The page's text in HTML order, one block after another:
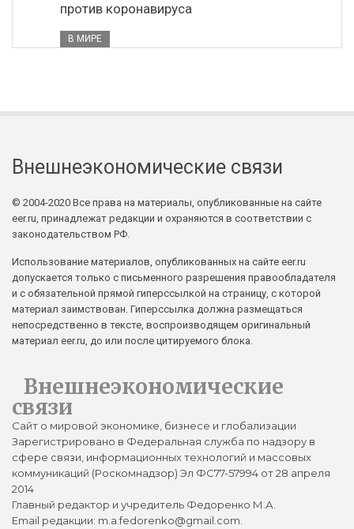
против коронавируса
В МИРЕ
Внешнеэкономические связи
© 2004-2020 Все права на материалы, опубликованные на сайте
eer.ru, принадлежат редакции и охраняются в соответствии с
законодательством РФ.
Использование материалов, опубликованных на сайте eer.ru
допускается только с письменного разрешения правообладателя
и с обязательной прямой гиперссылкой на страницу, с которой
материал заимствован. Гиперссылка должна размещаться
непосредственно в тексте, воспроизводящем оригинальный
материал eer.ru, до или после цитируемого блока.
Внешнеэкономические
связи
Сайт о мировой экономике, бизнесе и глобализации
Зарегистрировано в Федеральная служба по надзору в
сфере связи, информационных технологий и массовых
коммуникаций (Роскомнадзор) Эл ФС77-57994 от 28 апреля
2014
Главный редактор и учредитель Федоренко М.А.
Email редакции: m.a.fedorenko@gmail.com.